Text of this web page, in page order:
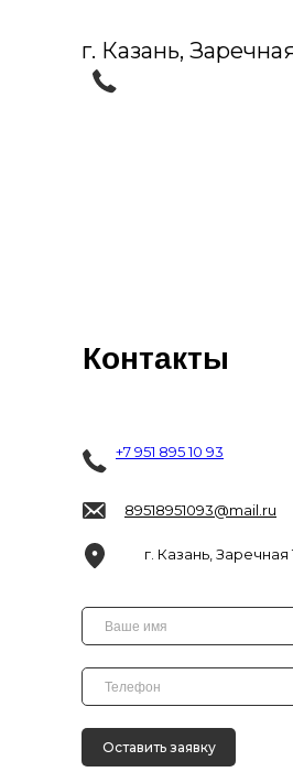
г. Казань, Заречная
Оставить заявку
+7 951 895 10 93
г. Казань, Заречная
89518951093@mail.ru
Контакты